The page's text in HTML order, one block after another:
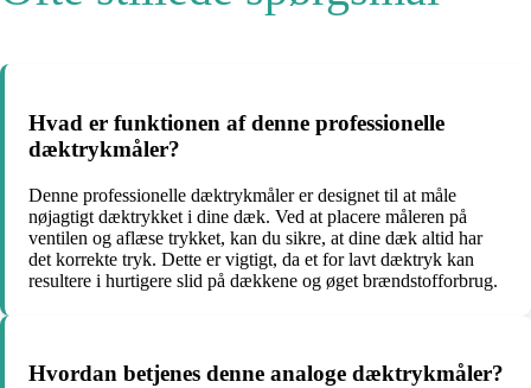
Hvad er funktionen af denne professionelle
dæktrykmåler?
Denne professionelle dæktrykmåler er designet til at måle
nøjagtigt dæktrykket i dine dæk. Ved at placere måleren på
ventilen og aflæse trykket, kan du sikre, at dine dæk altid har
det korrekte tryk. Dette er vigtigt, da et for lavt dæktryk kan
resultere i hurtigere slid på dækkene og øget brændstofforbrug.
Hvordan betjenes denne analoge dæktrykmåler?